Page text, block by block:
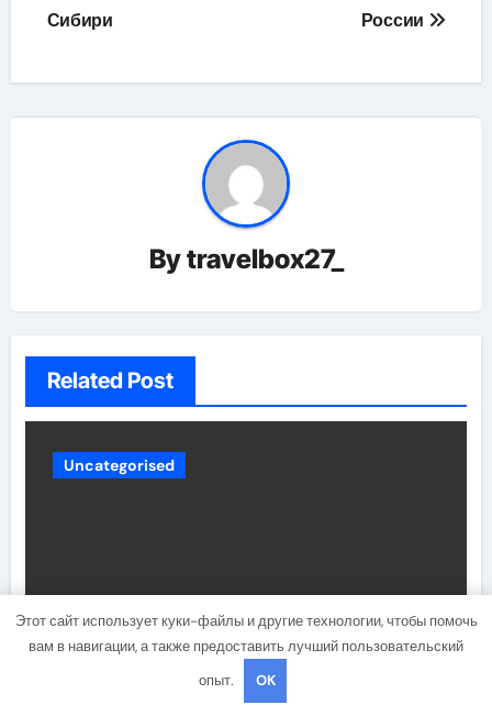
Сибири
России
Bytravelbox27_
Related Post
Uncategorised
Состав и биография российской
поп-группы «Иванушки
Этот сайт использует куки-файлы и другие технологии, чтобы помочь
вам в навигации, а также предоставить лучший пользовательский
опыт.
OK